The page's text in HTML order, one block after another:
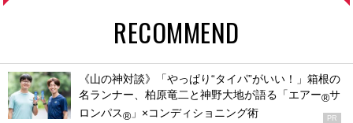
RECOMMEND
《山の神対談》「やっぱり“タイパ”がいい！」箱根の
名ランナー、柏原竜二と神野大地が語る「エアー®サ
ロンパス® 」×コンディショニング術 PR